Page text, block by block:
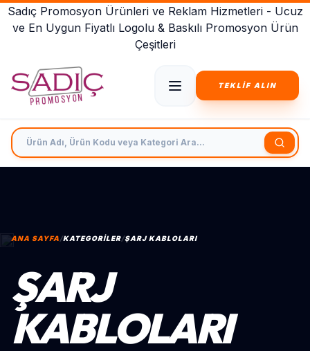
Sadıç Promosyon Ürünleri ve Reklam Hizmetleri - Ucuz
ve En Uygun Fiyatlı Logolu & Baskılı Promosyon Ürün
Çeşitleri
TEKLİF ALIN
Ürün Adı, Ürün Kodu veya Kategori Ara
ANA SAYFA/KATEGORILER/ŞARJ KABLOLARI
ŞARJ
KABLOLARI